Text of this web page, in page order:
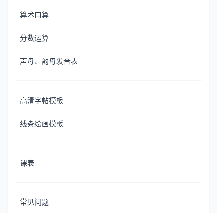
算术口算
分数运算
声母、韵母发音表
高清字帖模板
线条绘画模板
课表
常见问题